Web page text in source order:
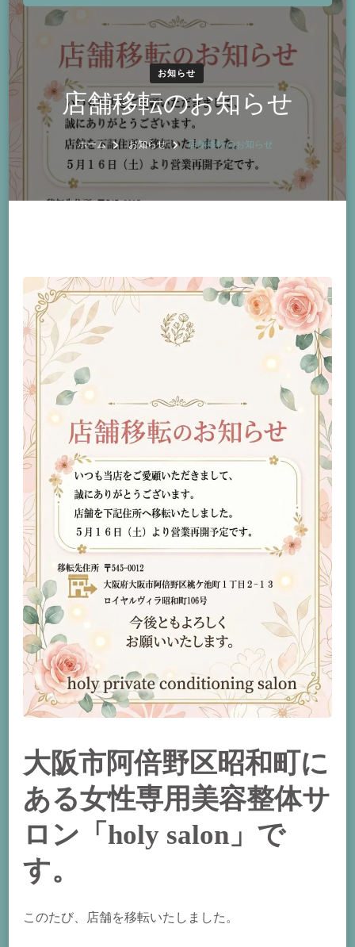
お知らせ
店舗移転のお知らせ
ホーム お知らせ 店舗移転のお知らせ
大阪市阿倍野区昭和町に
ある女性専用美容整体サ
ロン「holy salon」で
す。
このたび、店舗を移転いたしました。